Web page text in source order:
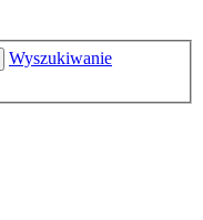
Wyszukiwanie